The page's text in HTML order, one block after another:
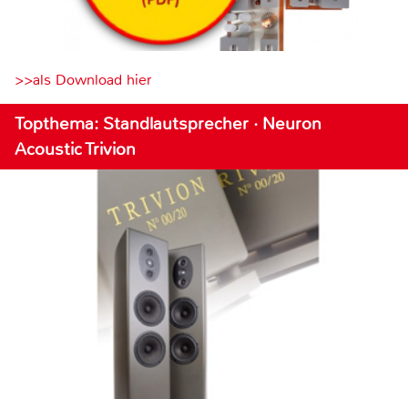
>>als Download hier
Topthema: Standlautsprecher · Neuron
Acoustic Trivion